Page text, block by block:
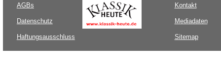
AGBs
Datenschutz
Haftungsausschluss
Kontakt
Mediadaten
Sitemap